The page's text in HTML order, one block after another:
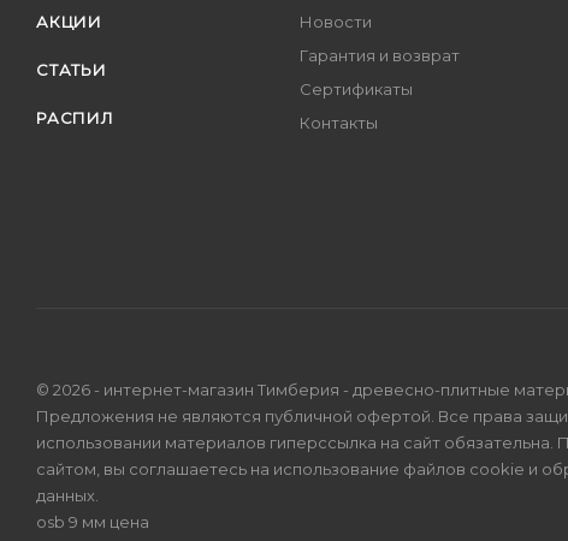
АКЦИИ
СТАТЬИ
РАСПИЛ
Новости
Гарантия и возврат
Сертификаты
Контакты
© 2026 - интернет-магазин Тимберия - древесно-плитные
Предложения не являются публичной офертой. Все права
использовании материалов гиперссылка на сайт обязательна.
сайтом, вы соглашаетесь на использование файлов cookie и
данных
osb 9 мм цена